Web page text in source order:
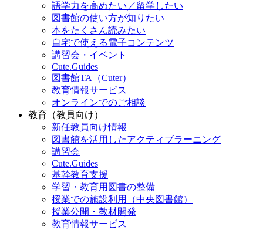
語学力を高めたい／留学したい
図書館の使い方が知りたい
本をたくさん読みたい
自宅で使える電子コンテンツ
講習会・イベント
Cute.Guides
図書館TA（Cuter）
教育情報サービス
オンラインでのご相談
教育（教員向け）
新任教員向け情報
図書館を活用したアクティブラーニング
講習会
Cute.Guides
基幹教育支援
学習・教育用図書の整備
授業での施設利用（中央図書館）
授業公開・教材開発
教育情報サービス